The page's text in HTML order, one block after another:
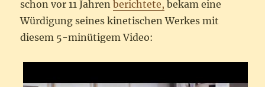
schon vor 11 Jahrenberichtete, bekam eine
Würdigung seines kinetischen Werkes mit
diesem 5-minütigem Video: